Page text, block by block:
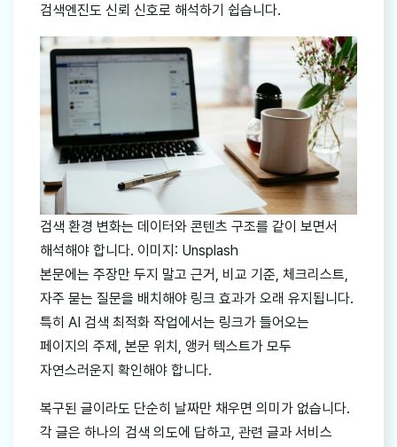
검색엔진도 신뢰 신호로 해석하기 쉽습니다.
검색 환경 변화는 데이터와 콘텐츠 구조를 같이 보면서
해석해야 합니다. 이미지: Unsplash
본문에는 주장만 두지 말고 근거, 비교 기준, 체크리스트,
자주 묻는 질문을 배치해야 링크 효과가 오래 유지됩니다.
특히 AI 검색 최적화 작업에서는 링크가 들어오는
페이지의 주제, 본문 위치, 앵커 텍스트가 모두
자연스러운지 확인해야 합니다.
복구된 글이라도 단순히 날짜만 채우면 의미가 없습니다.
각 글은 하나의 검색 의도에 답하고, 관련 글과 서비스